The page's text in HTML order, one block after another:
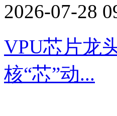
2026-07-28
VPU芯片龙
核“芯”动...